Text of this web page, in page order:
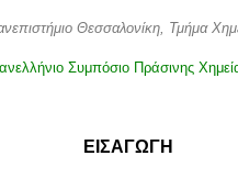
Θεσσαλονίκη, Τμήμα
Συμπόσιο Πράσινης
ΕΙΣΑΓΩΓΗ